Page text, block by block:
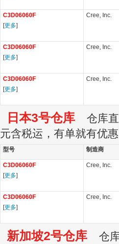
C3D06060F
[更多]
Cree, Inc.
C3D06060F
[更多]
Cree, Inc.
C3D06060F
[更多]
Cree, Inc.
日本3号仓库 仓库直
元含税运，有单就有优
型号 制造商
C3D06060F
[更多]
Cree, Inc.
C3D06060F
[更多]
Cree, Inc.
新加坡2号仓库 仓库